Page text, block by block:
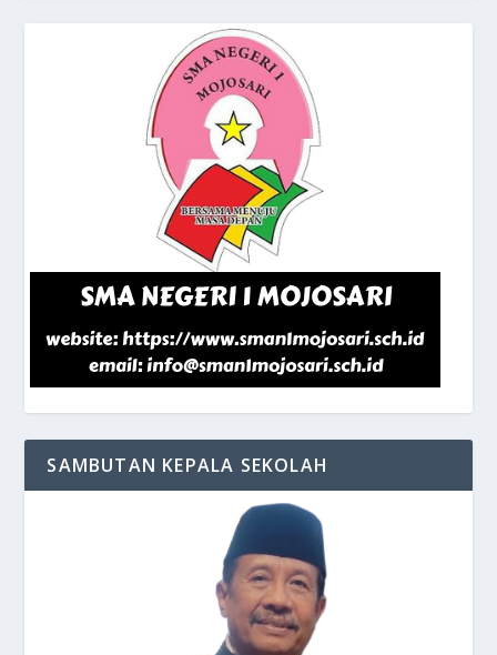
SAMBUTAN KEPALA SEKOLAH